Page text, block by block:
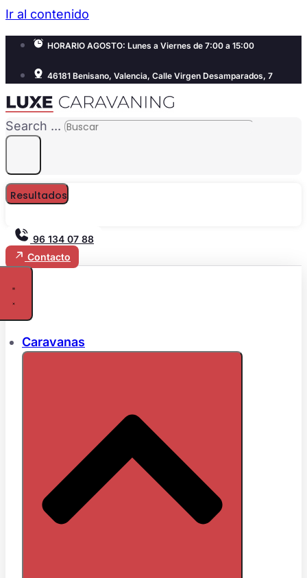
Ir al contenido
HORARIO AGOSTO: Lunes a Viernes de 7:00 a 15:00
46181 Benisano, Valencia, Calle Virgen Desamparados, 7
Search ...
Resultados
96 134 07 88
Contacto
Caravanas